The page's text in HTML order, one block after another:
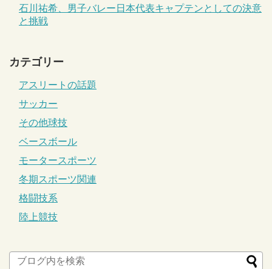
石川祐希、男子バレー日本代表キャプテンとしての決意
と挑戦
カテゴリー
アスリートの話題
サッカー
その他球技
ベースボール
モータースポーツ
冬期スポーツ関連
格闘技系
陸上競技